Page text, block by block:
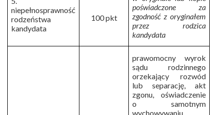
poświadczone za
zgodność z oryginałem
przez rodzica
kandydata
niepełnosprawność
rodzeństwa
kandydata
100 pkt
prawomocny wyrok
sądu rodzinnego
orzekający rozwód
lub separację, akt
zgonu, oświadczenie
o samotnym
wychowywaniu